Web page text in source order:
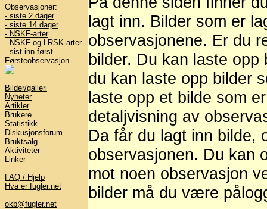
Observasjoner:
- siste 2 dager
- siste 14 dager
- NSKF-arter
- NSKF og LRSK-arter
- sist inn først
Førsteobservasjon
Bilder/galleri
Nyheter
Artikler
Brukere
Statistikk
Diskusjonsforum
Bruktsalg
Aktiviteter
Linker
FAQ / Hjelp
Hva er fugler.net
okb@fugler.net
lagt inn. Bilder som er
observasjonene. Er du
bilder. Du kan laste
du kan laste opp bilder
laste opp et bilde som
detaljvisning av
Da får du lagt inn bilde,
observasjonen. Du kan
mot noen observasjon
bilder må du være